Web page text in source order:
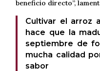
beneficio directo”,
Cultivar el arroz
hace que la
septiembre de
mucha calidad
sabor